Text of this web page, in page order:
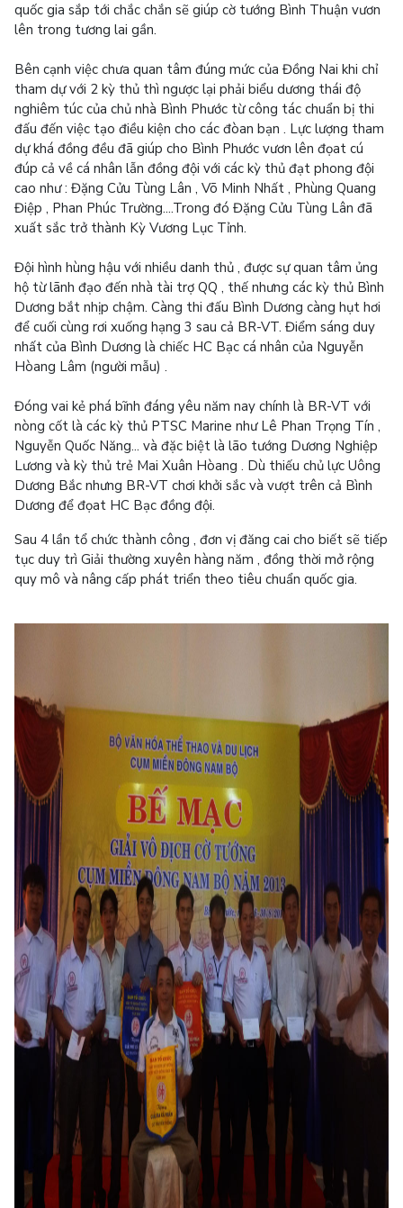
quốc gia sắp tới chắc chắn sẽ giúp cờ tướng Bình Thuận vươn
lên trong tương lai gần.
Bên cạnh việc chưa quan tâm đúng mức của Đồng Nai khi chỉ
tham dự với 2 kỳ thủ thì ngược lại phải biểu dương thái độ
nghiêm túc của chủ nhà Bình Phước từ công tác chuẩn bị thi
đấu đến việc tạo điều kiện cho các đòan bạn . Lực lượng tham
dự khá đồng đều đã giúp cho Bình Phước vươn lên đọat cú
đúp cả về cá nhân lẫn đồng đội với các kỳ thủ đạt phong đội
cao như : Đặng Cửu Tùng Lân , Võ Minh Nhất , Phùng Quang
Điệp , Phan Phúc Trường....Trong đó Đặng Cửu Tùng Lân đã
xuất sắc trở thành Kỳ Vương Lục Tỉnh.
Đội hình hùng hậu với nhiều danh thủ , được sự quan tâm ủng
hộ từ lãnh đạo đến nhà tài trợ QQ , thế nhưng các kỳ thủ Bình
Dương bắt nhịp chậm. Càng thi đấu Bình Dương càng hụt hơi
để cuối cùng rơi xuống hạng 3 sau cả BR-VT. Điểm sáng duy
nhất của Bình Dương là chiếc HC Bạc cá nhân của Nguyễn
Hòang Lâm (người mẫu) .
Đóng vai kẻ phá bĩnh đáng yêu năm nay chính là BR-VT với
nòng cốt là các kỳ thủ PTSC Marine như Lê Phan Trọng Tín ,
Nguyễn Quốc Năng... và đặc biệt là lão tướng Dương Nghiệp
Lương và kỳ thủ trẻ Mai Xuân Hòang . Dù thiếu chủ lực Uông
Dương Bắc nhưng BR-VT chơi khởi sắc và vượt trên cả Bình
Dương để đọat HC Bạc đồng đội.
Sau 4 lần tổ chức thành công , đơn vị đăng cai cho biết sẽ tiếp
tục duy trì Giải thường xuyên hàng năm , đồng thời mở rộng
quy mô và nâng cấp phát triển theo tiêu chuẩn quốc gia.